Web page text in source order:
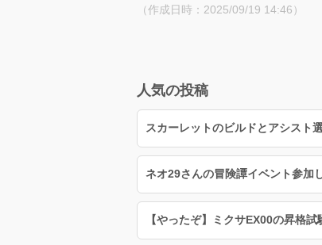
（作成日時：2025/09/19 14:46）
人気の投稿
スカーレットのビルドとアシスト
ネオ29さんの冒険譚イベント参加
【やったぞ】ミクサEX00の昇格試